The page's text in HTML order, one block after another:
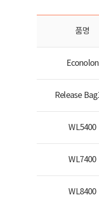
품명
Econolon
Release
WL5400
WL7400
WL8400